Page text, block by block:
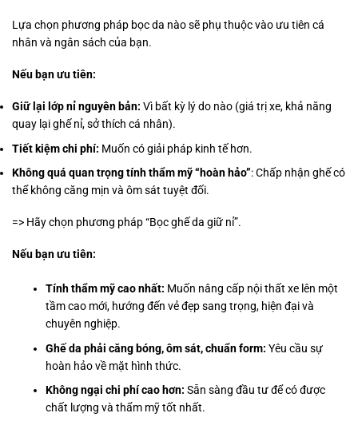
Lựa chọn phương pháp bọc da nào sẽ phụ thuộc vào ưu tiên cá
nhân và ngân sách của bạn.
Nếu bạn ưu tiên:
Giữ lại lớp nỉ nguyên bản: Vì bất kỳ lý do nào (giá trị xe, khả năng
quay lại ghế nỉ, sở thích cá nhân).
Tiết kiệm chi phí: Muốn có giải pháp kinh tế hơn.
Không quá quan trọng tính thẩm mỹ “hoàn hảo”: Chấp nhận ghế có
thể không căng mịn và ôm sát tuyệt đối.
=> Hãy chọn phương pháp “Bọc ghế da giữ nỉ”.
Nếu bạn ưu tiên:
Tính thẩm mỹ cao nhất: Muốn nâng cấp nội thất xe lên một
tầm cao mới, hướng đến vẻ đẹp sang trọng, hiện đại và
chuyên nghiệp.
Ghế da phải căng bóng, ôm sát, chuẩn form: Yêu cầu sự
hoàn hảo về mặt hình thức.
Không ngại chi phí cao hơn: Sẵn sàng đầu tư để có được
chất lượng và thẩm mỹ tốt nhất.